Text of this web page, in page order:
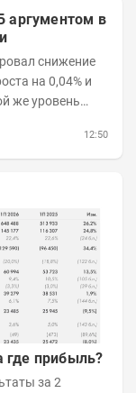
аргументом в
снижение
на 0,04% и
же уровень
12:50
прибыль?
за 2